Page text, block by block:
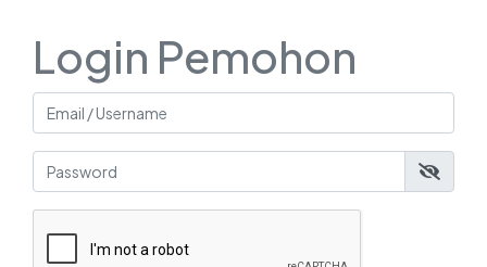
Login Pemohon